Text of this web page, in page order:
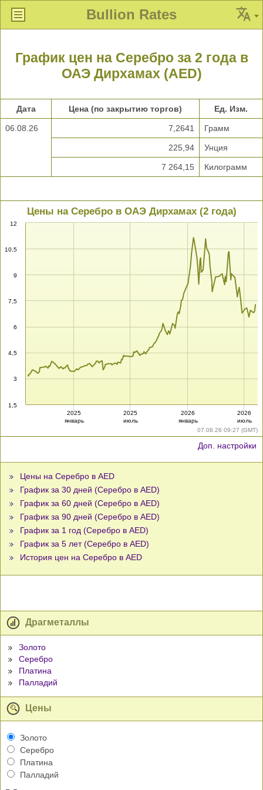
Bullion Rates
График цен на Серебро за 2 года в
ОАЭ Дирхамах (AED)
Дата Цена (по закрытию торгов) Ед. Изм.
06.08.26 7,2641 Грамм
225,94 Унция
7 264,15 Килограмм
07.08.26 09:27 (GMT)
Цены на Серебро в ОАЭ Дирхамах (2 года)
1,5
3
4,5
6
7,5
9
10,5
12
2025
январь
2025
июль
2026
январь
2026
июль
Доп. настройки
Цены на Серебро в AED
График за 30 дней (Серебро в AED)
График за 60 дней (Серебро в AED)
График за 90 дней (Серебро в AED)
График за 1 год (Серебро в AED)
График за 5 лет (Серебро в AED)
История цен на Серебро в AED
Драгметаллы
Золото
Серебро
Платина
Палладий
Цены
Золото
Серебро
Платина
Палладий